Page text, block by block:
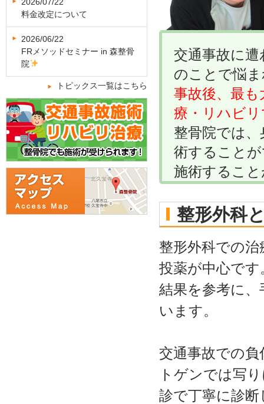
交通事故に
のことで悩
事故後、最
療・リハビ
整骨院では
術すること
施術するこ
整形外科
整形外科での
投薬が中心で
結果を参考に
います。
交通事故での
トゲンでは写
診で丁寧に診
料金改定について
2026/06/22
FRメソッドセミナー in 森整骨
院
トピックス一覧はこちら